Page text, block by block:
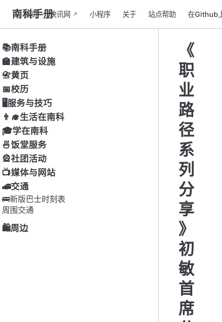
南科手册
主页 快讯网 小程序 关于 站点帮助 在Github
📚南科手册
🏫建筑与设施
📇黄页
📅校历
🖥服务与技巧
👨‍🎓生活在南科
🎓学在南科
🍜饭堂服务
🎡社团活动
📺媒体与网站
🚄交通
🚌新版巴士时刻表
周围交通
🛍周边
《
职
业
路
径
系
列
分
享
》
初
敏
首
席